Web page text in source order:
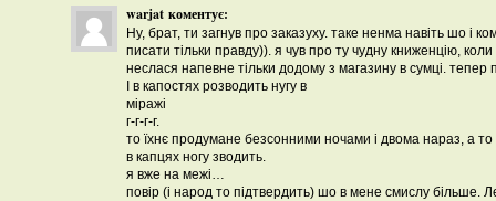
warjat коментує:
Ну, брат, ти загнув про заказуху. таке ненма навіть шо і
писати тільки правду)). я чув про ту чудну книженцію,
неслася напевне тільки додому з магазину в сумці. тепер
І в капостях розводить нугу в
міражі
г-г-г-г.
то їхнє продумане безсонними ночами і двома нараз, а
в капцях ногу зводить.
я вже на межі…
повір (і народ то підтвердить) шо в мене смислу більше.